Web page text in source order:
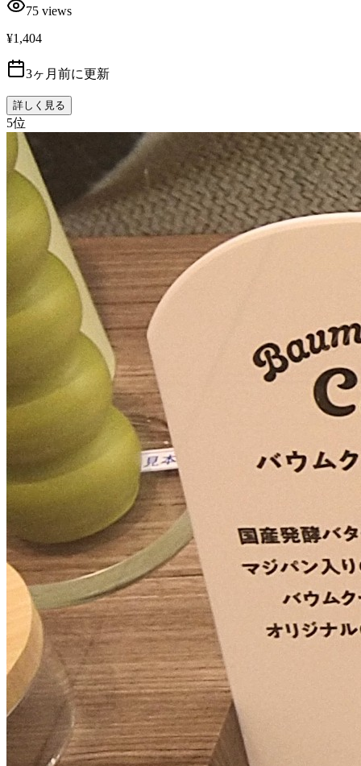
75 views
¥1,404
3ヶ月前に更新
詳しく見る
5位